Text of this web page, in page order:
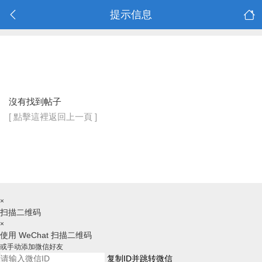
提示信息
沒有找到帖子
[ 點擊這裡返回上一頁 ]
×
扫描二维码
×
使用 WeChat 扫描二维码
或手动添加微信好友
复制ID并跳转微信